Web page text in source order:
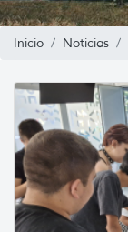
Inicio Noticias